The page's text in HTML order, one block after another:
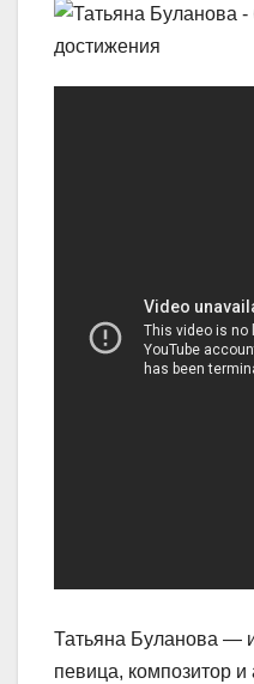
Татьяна Буланова —
певица, композитор и